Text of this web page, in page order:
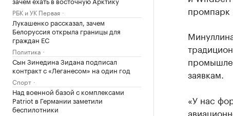
РБК и УК Первая
Лукашенко рассказал, зачем
Белоруссия открыла границы для
граждан ЕС
Политика
Сын Зинедина Зидана подписал
контракт с «Леганесом» на один год
Спорт
Над военной базой с комплексами
Patriot в Германии заметили
беспилотники
промпарк
заявкам.
«У нас